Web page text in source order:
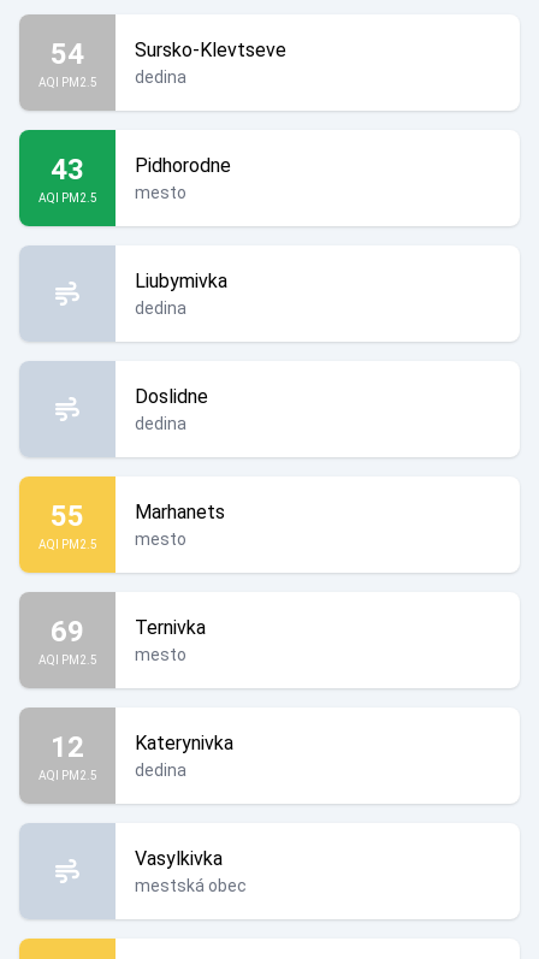
54
AQI PM2.5
Sursko-Klevtseve
dedina
43
AQI PM2.5
Pidhorodne
mesto
Liubymivka
dedina
Doslidne
dedina
55
AQI PM2.5
Marhanets
mesto
69
AQI PM2.5
Ternivka
mesto
12
AQI PM2.5
Katerynivka
dedina
Vasylkivka
mestská obec